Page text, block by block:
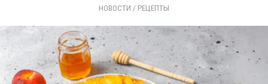
НОВОСТИ / РЕЦЕПТЫ